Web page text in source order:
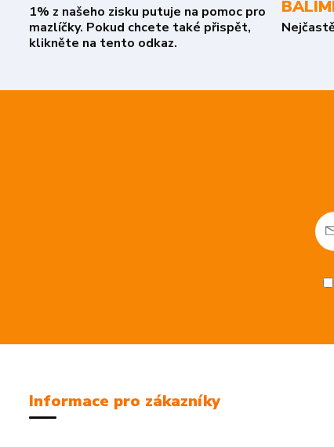
1% z našeho zisku putuje na pomoc pro
mazlíčky. Pokud chcete také přispět,
klikněte na tento odkaz.
Informace pro zákazníky